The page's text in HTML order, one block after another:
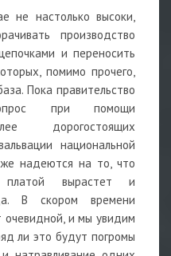
не настолько высоки,
производство
и переносить
помимо прочего,
Пока правительство
при помощи
дорогостоящих
национальной
надеются на то, что
вырастет и
В скором времени
очевидной, и мы увидим
ли это будут погромы